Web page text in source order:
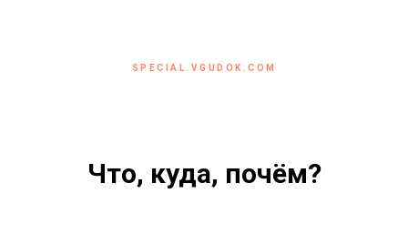
SPECIAL.VGUDOK.COM
Что, куда, почём?